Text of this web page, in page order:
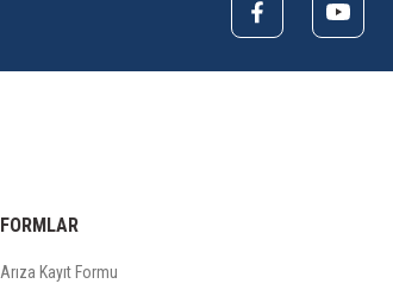
FORMLAR
Arıza Kayıt Formu